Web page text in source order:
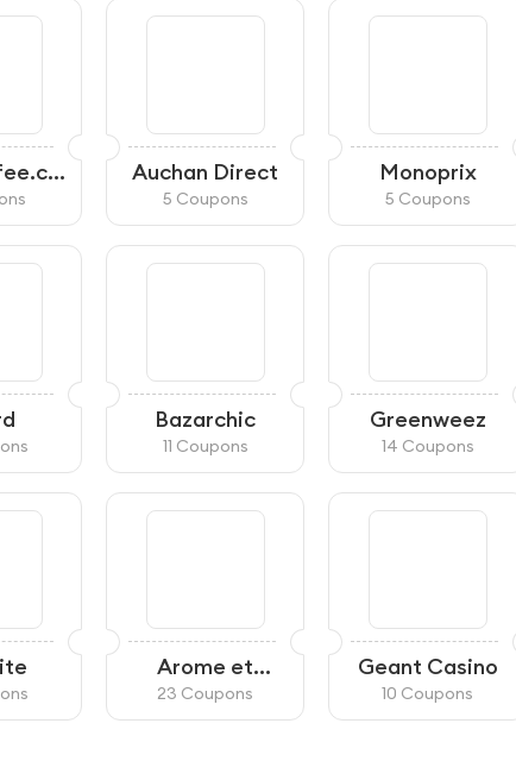
Auchan Direct
5 Coupons
Monoprix
5 Coupons
Bazarchic
11 Coupons
Greenweez
14 Coupons
Arome et
Liquide
23 Coupons
Geant Casino
10 Coupons